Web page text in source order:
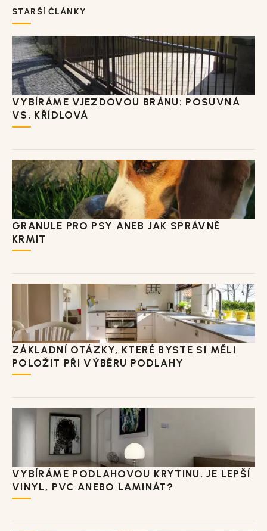
STARŠÍ ČLÁNKY
VYBÍRÁME VJEZDOVOU BRÁNU: POSUVNÁ
VS. KŘÍDLOVÁ
GRANULE PRO PSY ANEB JAK SPRÁVNĚ
KRMIT
ZÁKLADNÍ OTÁZKY, KTERÉ BYSTE SI MĚLI
POLOŽIT PŘI VÝBĚRU PODLAHY
VYBÍRÁME PODLAHOVOU KRYTINU. JE LEPŠÍ
VINYL, PVC ANEBO LAMINÁT?